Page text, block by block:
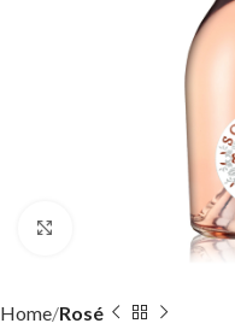
Click to enlarge
Home Rosé